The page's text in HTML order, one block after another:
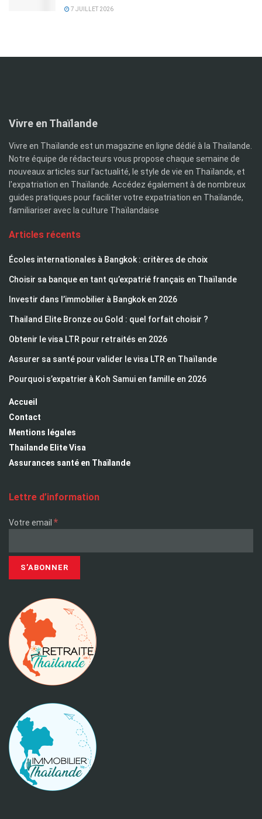
7 JUILLET 2026
Vivre en Thaïlande
Vivre en Thaïlande est un magazine en ligne dédié à la Thaïlande.
Notre équipe de rédacteurs vous propose chaque semaine de
nouveaux articles sur l'actualité, le style de vie en Thaïlande, et
l'expatriation en Thaïlande. Accédez également à de nombreux
guides pratiques pour faciliter votre expatriation en Thaïlande,
familiariser avec la culture Thaïlandaise
Articles récents
Écoles internationales à Bangkok : critères de choix
Choisir sa banque en tant qu’expatrié français en Thaïlande
Investir dans l’immobilier à Bangkok en 2026
Thailand Elite Bronze ou Gold : quel forfait choisir ?
Obtenir le visa LTR pour retraités en 2026
Assurer sa santé pour valider le visa LTR en Thaïlande
Pourquoi s’expatrier à Koh Samui en famille en 2026
Accueil
Contact
Mentions légales
Thailande Elite Visa
Assurances santé en Thaïlande
Lettre d’information
Votre email *